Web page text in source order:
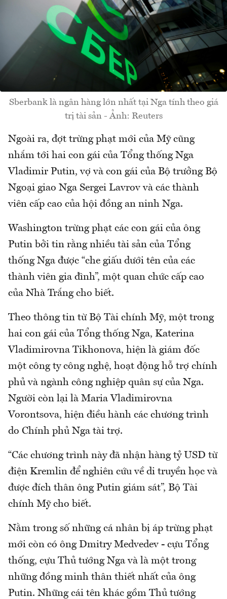
Sberbank là ngân hàng lớn nhất tại Nga tính theo giá
trị tài sản - Ảnh: Reuters
Ngoài ra, đợt trừng phạt mới của Mỹ cũng
nhắm tới hai con gái của Tổng thống Nga
Vladimir Putin, vợ và con gái của Bộ trưởng Bộ
Ngoại giao Nga Sergei Lavrov và các thành
viên cấp cao của hội đồng an ninh Nga.
Washington trừng phạt các con gái của ông
Putin bởi tin rằng nhiều tài sản của Tổng
thống Nga được “che giấu dưới tên của các
thành viên gia đình”, một quan chức cấp cao
của Nhà Trắng cho biết.
Theo thông tin từ Bộ Tài chính Mỹ, một trong
hai con gái của Tổng thống Nga, Katerina
Vladimirovna Tikhonova, hiện là giám đốc
một công ty công nghệ, hoạt động hỗ trợ chính
phủ và ngành công nghiệp quân sự của Nga.
Người còn lại là Maria Vladimirovna
Vorontsova, hiện điều hành các chương trình
do Chính phủ Nga tài trợ.
“Các chương trình này đã nhận hàng tỷ USD từ
điện Kremlin để nghiên cứu về di truyền học và
được đích thân ông Putin giám sát”, Bộ Tài
chính Mỹ cho biết.
Nằm trong số những cá nhân bị áp trừng phạt
mới còn có ông Dmitry Medvedev - cựu Tổng
thống, cựu Thủ tướng Nga và là một trong
những đồng minh thân thiết nhất của ông
Putin. Những cái tên khác gồm Thủ tướng